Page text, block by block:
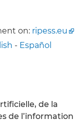
on: ripess.eu
- Español
de la
de l’information